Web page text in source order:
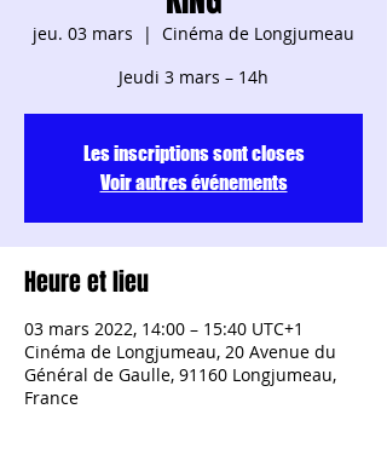
jeu. 03 mars
  |
Cinéma de Longjumeau
Jeudi 3 mars – 14h
Les inscriptions sont closes
Voir autres événements
Heure et lieu
03 mars 2022, 14:00 – 15:40 UTC+1
Cinéma de Longjumeau, 20 Avenue du
Général de Gaulle, 91160 Longjumeau,
France